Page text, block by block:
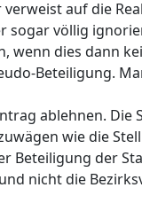
auf die
völlig
wenn dies dann
Beteiligung.
ablehnen.
wie die
der
nicht die